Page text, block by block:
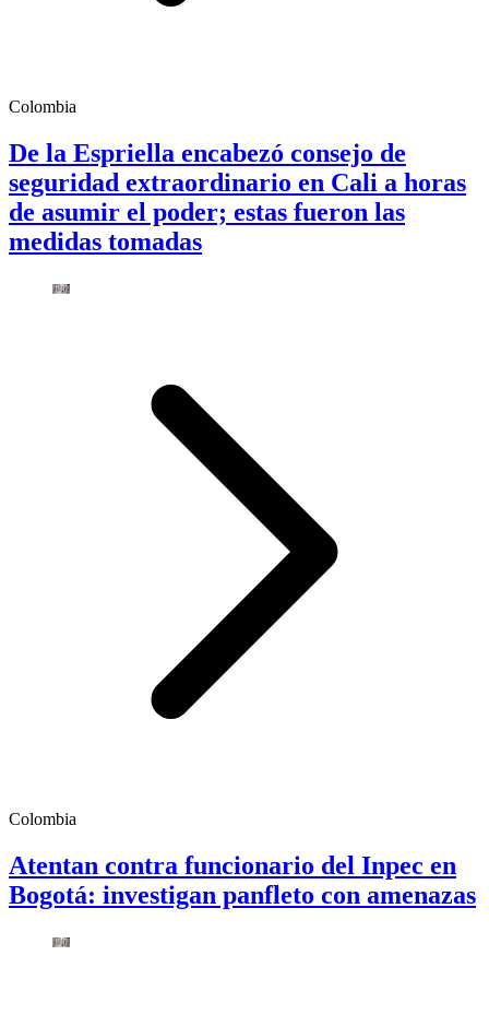
Colombia
De la Espriella encabezó consejo de
seguridad extraordinario en Cali a horas
de asumir el poder; estas fueron las
medidas tomadas
Colombia
Atentan contra funcionario del Inpec en
Bogotá: investigan panfleto con amenazas